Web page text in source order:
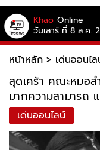
Khao Online
วันเสาร์ ที่ 8 ส.ค.
หน้าหลัก > เด่นออนไ
สุดเศร้า คณะหมอ
มากความสามารถ
เด่นออนไลน์